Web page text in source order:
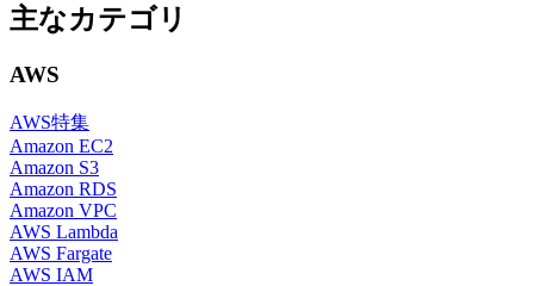
主なカテゴリ
AWS
AWS特集
Amazon EC2
Amazon S3
Amazon RDS
Amazon VPC
AWS Lambda
AWS Fargate
AWS IAM